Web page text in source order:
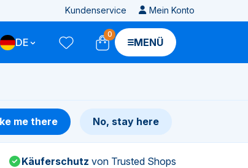
Kundenservice Mein Konto
DE
0
MENÜ
me there No, stay here
Käuferschutz von Trusted Shops